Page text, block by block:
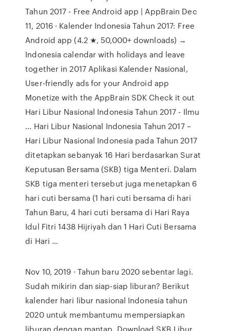
Tahun 2017 - Free Android app | AppBrain Dec
11, 2016 · Kalender Indonesia Tahun 2017: Free
Android app (4.2 ★, 50,000+ downloads) →
Indonesia calendar with holidays and leave
together in 2017 Aplikasi Kalender Nasional,
User-friendly ads for your Android app
Monetize with the AppBrain SDK Check it out
Hari Libur Nasional Indonesia Tahun 2017 - Ilmu
... Hari Libur Nasional Indonesia Tahun 2017 –
Hari Libur Nasional Indonesia pada Tahun 2017
ditetapkan sebanyak 16 Hari berdasarkan Surat
Keputusan Bersama (SKB) tiga Menteri. Dalam
SKB tiga menteri tersebut juga menetapkan 6
hari cuti bersama (1 hari cuti bersama di hari
Tahun Baru, 4 hari cuti bersama di Hari Raya
Idul Fitri 1438 Hijriyah dan 1 Hari Cuti Bersama
di Hari …
Nov 10, 2019 · Tahun baru 2020 sebentar lagi.
Sudah mikirin dan siap-siap liburan? Berikut
kalender hari libur nasional Indonesia tahun
2020 untuk membantumu mempersiapkan
liburan dengan mantap. Download SKB Libur